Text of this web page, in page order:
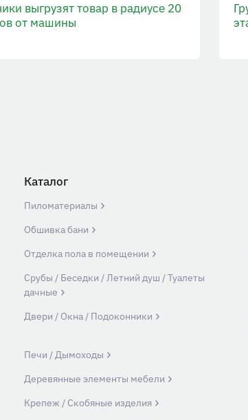
выгрузят товар в радиусе 20
от машины
Каталог
Пиломатериалы
Обшивка бани
Отделка пола в помещении
Срубы / Беседки / Летний душ / Туалеты
дачные
Двери / Окна / Подоконники
Печи / Дымоходы
Деревянные элементы мебели
Крепеж / Скобяные изделия